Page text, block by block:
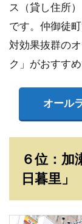
ス（貸し住所
です。仲御徒
対効果抜群の
ク」がおすすめ
オール
６位：
日暮里」